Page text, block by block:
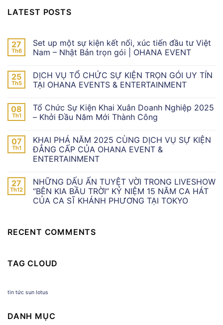
LATEST POSTS
27
Th6
Set up một sự kiện kết nối, xúc tiến đầu tư Việt
Nam – Nhật Bản trọn gói | OHANA EVENT
25
Th5
DỊCH VỤ TỔ CHỨC SỰ KIỆN TRỌN GÓI UY TÍN
TẠI OHANA EVENTS & ENTERTAINMENT
08
Th1
Tổ Chức Sự Kiện Khai Xuân Doanh Nghiệp 2025
– Khởi Đầu Năm Mới Thành Công
07
Th1
KHAI PHÁ NĂM 2025 CÙNG DỊCH VỤ SỰ KIỆN
ĐẲNG CẤP CỦA OHANA EVENT &
ENTERTAINMENT
27
Th12
NHỮNG DẤU ẤN TUYỆT VỜI TRONG LIVESHOW
“BÊN KIA BẦU TRỜI” KỶ NIỆM 15 NĂM CA HÁT
CỦA CA SĨ KHÁNH PHƯƠNG TẠI TOKYO
RECENT COMMENTS
TAG CLOUD
tin tức sun lotus
DANH MỤC